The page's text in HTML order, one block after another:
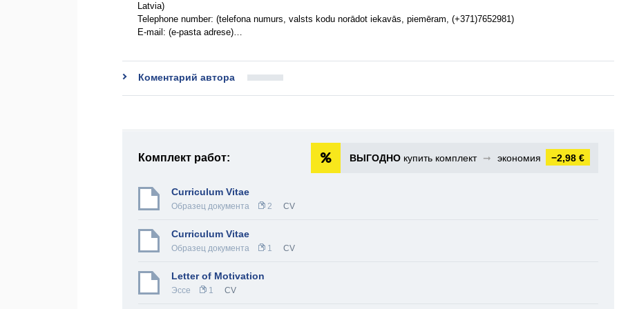
Latvia)
Telephone number: (telefona numurs, valsts kodu norādot iekavās, piemēram, (+371)7652981)
E-mail: (e-pasta adrese)…
Коментарий автора
Комплект работ: ВЫГОДНО купить комплект ➞ экономия −2,98 €
Curriculum Vitae
Образец документа 2 CV
Curriculum Vitae
Образец документа 1 CV
Letter of Motivation
Эссе 1 CV